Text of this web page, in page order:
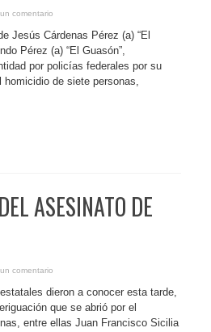
comentario
Jesús Cárdenas Pérez (a) “El
Pérez (a) “El Guasón”,
por policías federales por su
de siete personas,
ASESINATO DE
comentario
dieron a conocer esta tarde,
que se abrió por el
entre ellas Juan Francisco Sicilia